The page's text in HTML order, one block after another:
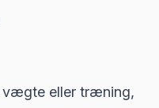
vægte eller træning,